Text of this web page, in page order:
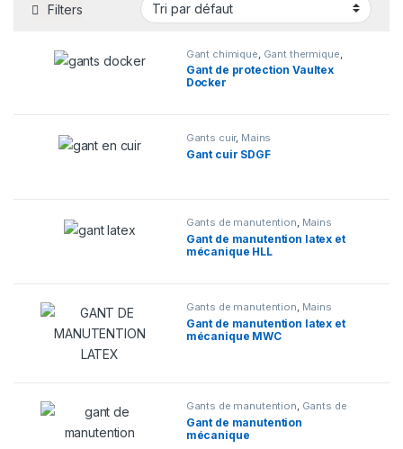
Filters
Gant chimique Gant thermique
Gants de manutention , Gants de
protection,Mains
Gant de protection Vaultex
Docker
Gants cuir, Mains
Gant cuir SDGF
Gants de manutention, Mains
Gant de manutention latex et
mécanique HLL
Gants de manutention, Mains
Gant de manutention latex et
mécanique MWC
Gants de manutention, Gants de
protection Mains
Gant de manutention
mécanique